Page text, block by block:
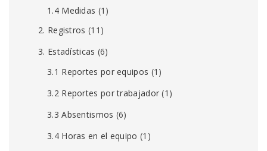
1.4 Medidas (1)
2. Registros (11)
3. Estadísticas (6)
3.1 Reportes por equipos (1)
3.2 Reportes por trabajador (1)
3.3 Absentismos (6)
3.4 Horas en el equipo (1)